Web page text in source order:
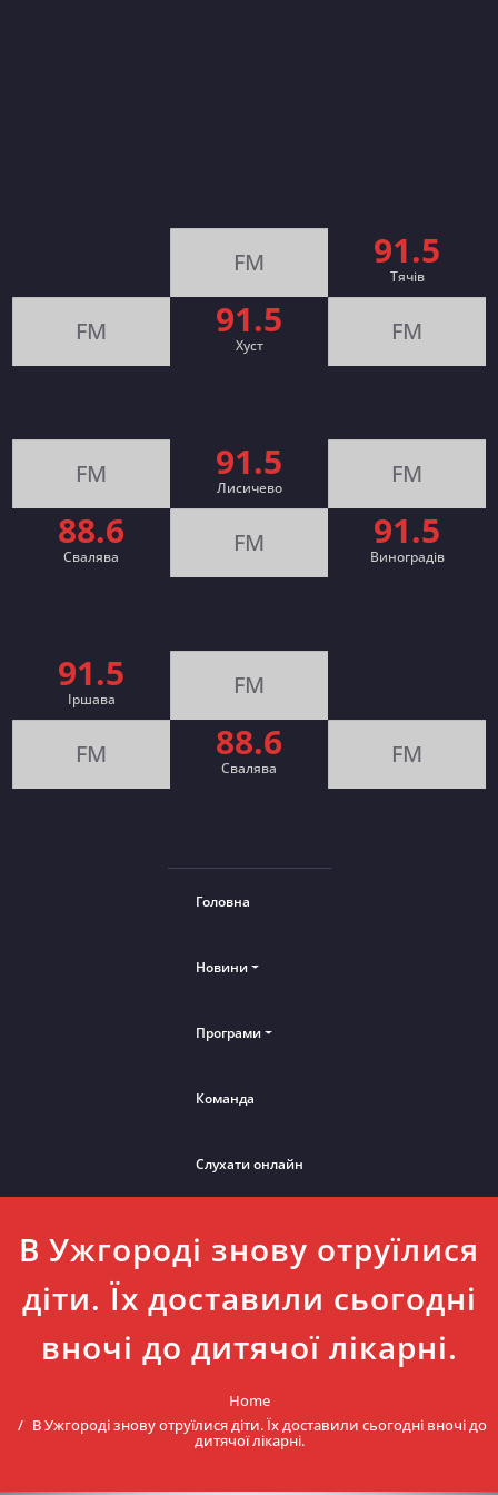
FM 91.5
Тячів
FM 91.5
Хуст FM
FM 91.5
Лисичево FM
88.6
Свалява FM 91.5
Виноградів
91.5
Іршава FM
FM 88.6
Cвалява FM
Головна
Новини
Програми
Команда
Слухати онлайн
В Ужгороді знову отруїлися
діти. Їх доставили сьогодні
вночі до дитячої лікарні.
Home
В Ужгороді знову отруїлися діти. Їх доставили сьогодні вночі до
дитячої лікарні.